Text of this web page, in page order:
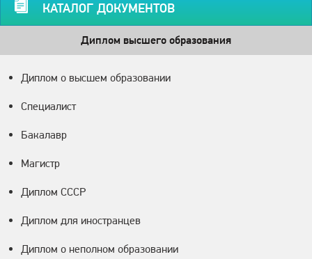
КАТАЛОГ ДОКУМЕНТОВ
Диплом высшего образования
Диплом о высшем образовании
Специалист
Бакалавр
Магистр
Диплом СССР
Диплом для иностранцев
Диплом о неполном образовании